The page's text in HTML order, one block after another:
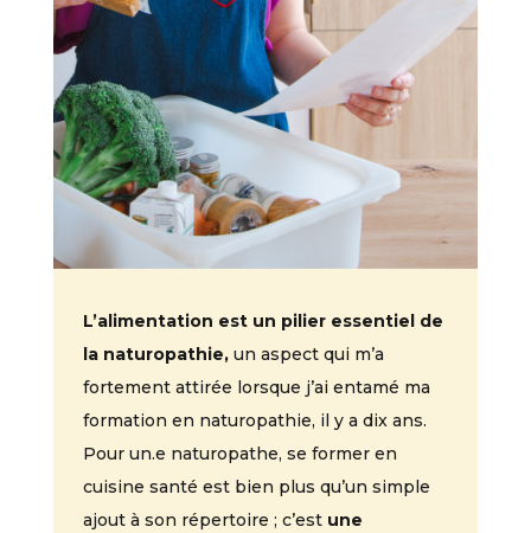
L’alimentation est un pilier essentiel de
la naturopathie,un aspect qui m’a
fortement attirée lorsque j’ai entamé ma
formation en naturopathie, il y a dix ans.
Pour un.e naturopathe, se former en
cuisine santé est bien plus qu’un simple
ajout à son répertoire ; c’est une